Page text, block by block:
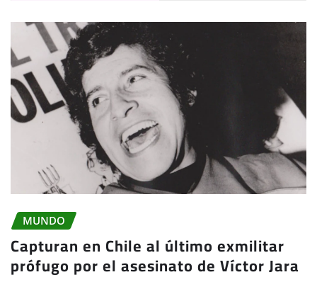
MUNDO
Capturan en Chile al último exmilitar
prófugo por el asesinato de Víctor Jara